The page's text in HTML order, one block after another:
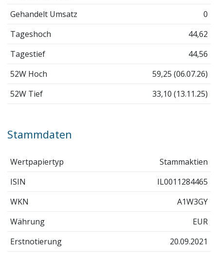
Gehandelt Umsatz
0
Tageshoch
44,62
Tagestief
44,56
52W Hoch
59,25 (06.07.26)
52W Tief
33,10 (13.11.25)
Stammdaten
Wertpapiertyp
Stammaktien
ISIN
IL0011284465
WKN
A1W3GY
Währung
EUR
Erstnotierung
20.09.2021